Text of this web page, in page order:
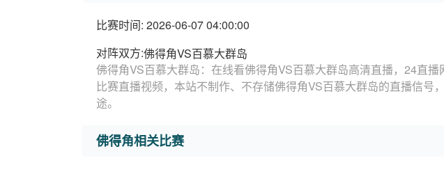
比赛时间: 2026-06-07 04:00:00
对阵双方:佛得角VS百慕大群岛
佛得角VS百慕大群岛：在线看佛得角VS百慕大群岛高清直播，24直
比赛直播视频，本站不制作、不存储佛得角VS百慕大群岛的直播信号
途。
佛得角相关比赛